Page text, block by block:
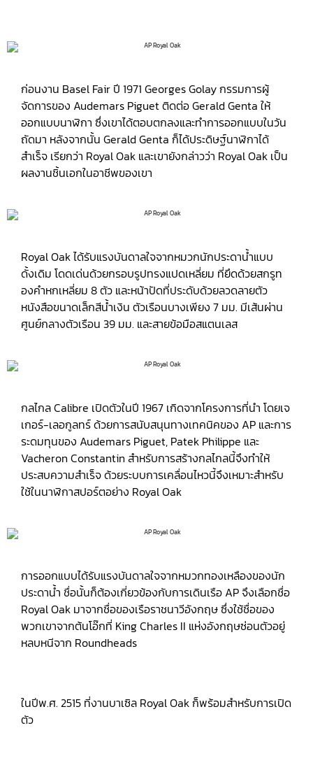
ก่อนงาน Basel Fair ปี 1971 Georges Golay กรรมการผู้
จัดการของ Audemars Piguet ติดต่อ Gerald Genta ให้
ออกแบบนาฬิกา ซึ่งเขาได้ตอบตกลงและทำการออกแบบในวัน
ถัดมา หลังจากนั้น Gerald Genta ก็ได้ประดิษฐ์นาฬิกาได้
สำเร็จ เรียกว่า Royal Oak และเขายังกล่าวว่า Royal Oak เป็น
ผลงานชิ้นเอกในอาชีพของเขา
Royal Oak ได้รับแรงบันดาลใจจากหมวกนักประดาน้ำแบบ
ดั้งเดิม โดดเด่นด้วยกรอบรูปทรงแปดเหลี่ยม ที่ยึดด้วยสกรูท
องคำหกเหลี่ยม 8 ตัว และหน้าปัดที่ประดับด้วยลวดลายตัว
หนังสือขนาดเล็กสีน้ำเงิน ตัวเรือนบางเพียง 7 มม. มีเส้นผ่าน
ศูนย์กลางตัวเรือน 39 มม. และสายข้อมือสแตนเลส
กลไกล Calibre เปิดตัวในปี 1967 เกิดจากโครงการที่นำ โดยเจ
เกอร์-เลอกูลทร์ ด้วยการสนับสนุนทางเทคนิคของ AP และการ
ระดมทุนของ Audemars Piguet, Patek Philippe และ
Vacheron Constantin สำหรับการสร้างกลไกลนี้จึงทำให้
ประสบความสำเร็จ ด้วยระบบการเคลื่อนไหวนี้จึงเหมาะสำหรับ
ใช้ในนาฬิกาสปอร์ตอย่าง Royal Oak
การออกแบบได้รับแรงบันดาลใจจากหมวกทองเหลืองของนัก
ประดาน้ำ ชื่อนั้นก็ต้องเกี่ยวข้องกับการเดินเรือ AP จึงเลือกชื่อ
Royal Oak มาจากชื่อของเรือราชนาวีอังกฤษ ซึ่งใช้ชื่อของ
พวกเขาจากต้นโอ๊กที่ King Charles II แห่งอังกฤษซ่อนตัวอยู่
หลบหนีจาก Roundheads
ในปีพ.ศ. 2515 ที่งานบาเซิล Royal Oak ก็พร้อมสำหรับการเปิด
ตัว